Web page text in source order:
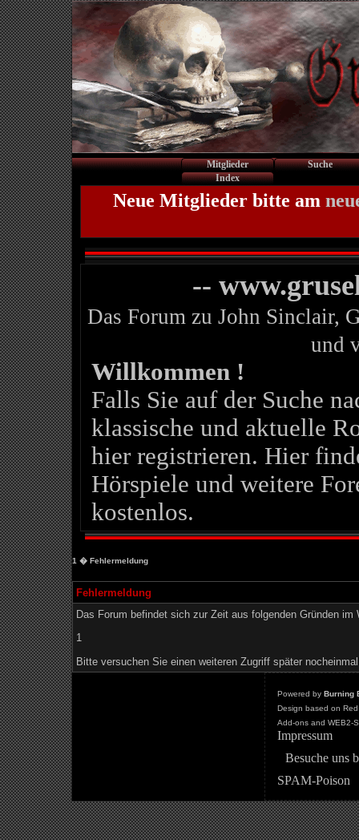
Mitglieder
Suche
Index
Neue Mitglieder bitte am
--
Das Forum zu John Sinclair,
und
Willkommen !
Falls Sie auf der Suche
klassische und aktuelle
hier registrieren. Hier
Hörspiele und weitere
kostenlos.
1 � Fehlermeldung
Fehlermeldung
Das Forum befindet sich zur Zeit aus folgenden Gründen im
1
Bitte versuchen Sie einen weiteren Zugriff später
Powered by Burning
Design based on
Add-ons and WEB2-
Impressum
Besuche uns
SPAM-Poison